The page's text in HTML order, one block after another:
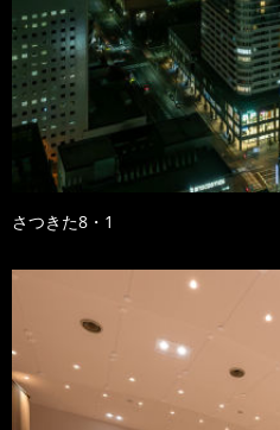
さつきた8・1